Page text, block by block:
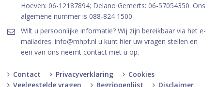
Hoeven: 06-12187894; Delano Gemerts: 06-57054350. Ons
algemene nummer is 088-824 1500
Wilt u persoonlijke informatie? Wij zijn bereikbaar via het e-
mailadres: info@mhpf.nl u kunt hier uw vragen stellen en
een van ons neemt contact met u op.
Contact Privacyverklaring
Cookies
Veelgestelde vragen
Begrippenlijst
Disclaimer